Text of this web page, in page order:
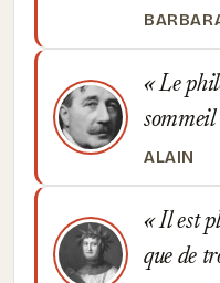
Le
sommeil
ALAIN
Il est
que de